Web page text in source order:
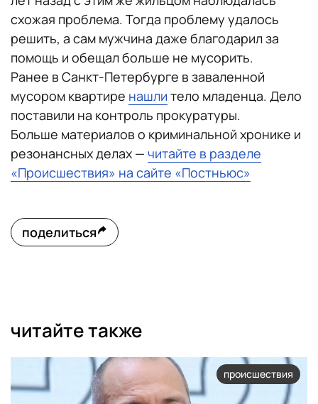
схожая проблема. Тогда проблему удалось
решить, а сам мужчина даже благодарил за
помощь и обещал больше не мусорить.
Ранее в Санкт-Петербурге в заваленной
мусором квартире нашли тело младенца. Дело
поставили на контроль прокуратуры.
Больше материалов о криминальной хронике и
резонансных делах — читайте в разделе
«Происшествия» на сайте «Постньюс»
поделиться
читайте также
происшествия